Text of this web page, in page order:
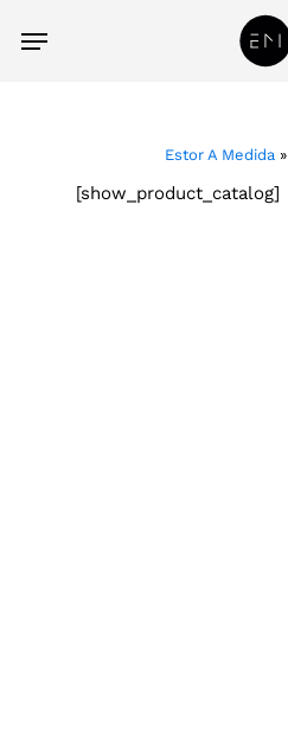
Menu
Estor A Medida»
[show_product_catalog]